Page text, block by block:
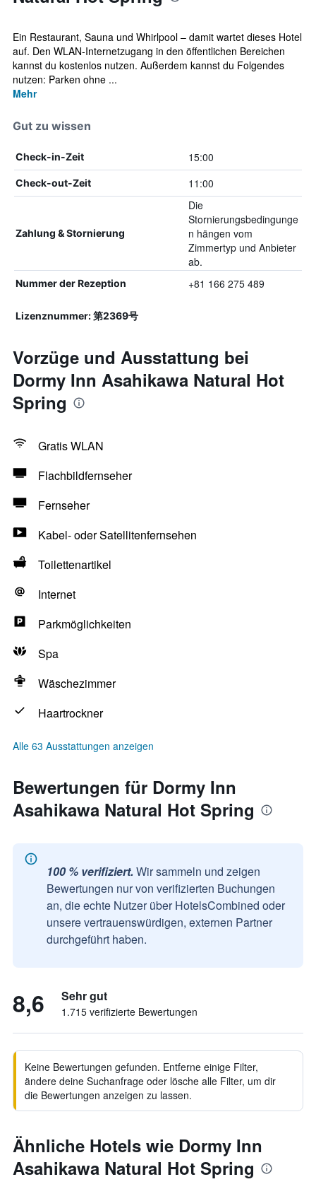
Ein Restaurant, Sauna und Whirlpool – damit wartet dieses Hotel
auf. Den WLAN-Internetzugang in den öffentlichen Bereichen
kannst du kostenlos nutzen. Außerdem kannst du Folgendes
nutzen: Parken ohne ...
Mehr
Gut zu wissen
Check-in-Zeit 15:00
Check-out-Zeit 11:00
Zahlung & Stornierung
Die
Stornierungsbedingunge
n hängen vom
Zimmertyp und Anbieter
ab.
Nummer der Rezeption +81 166 275 489
Lizenznummer: 第2369号
Vorzüge und Ausstattung bei
Dormy Inn Asahikawa Natural Hot
Spring
Gratis WLAN
Flachbildfernseher
Fernseher
Kabel- oder Satellitenfernsehen
Toilettenartikel
Internet
Parkmöglichkeiten
Spa
Wäschezimmer
Haartrockner
Alle 63 Ausstattungen anzeigen
Bewertungen für Dormy Inn
Asahikawa Natural Hot Spring
100 % verifiziert. Wir sammeln und zeigen
Bewertungen nur von verifizierten Buchungen
an, die echte Nutzer über HotelsCombined oder
unsere vertrauenswürdigen, externen Partner
durchgeführt haben.
8,6 Sehr gut
1.715 verifizierte Bewertungen
Keine Bewertungen gefunden. Entferne einige Filter,
ändere deine Suchanfrage oder lösche alle Filter, um dir
die Bewertungen anzeigen zu lassen.
Ähnliche Hotels wie Dormy Inn
Asahikawa Natural Hot Spring